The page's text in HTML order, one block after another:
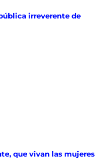
irreverente de
que vivan las mujeres